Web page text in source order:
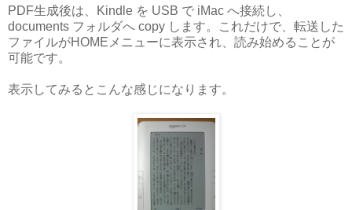
PDF生成後は、Kindle を USB で iMac へ接続し、
documents フォルダへ copy します。これだけで、転送した
ファイルがHOMEメニューに表示され、読み始めることが
可能です。
表示してみるとこんな感じになります。